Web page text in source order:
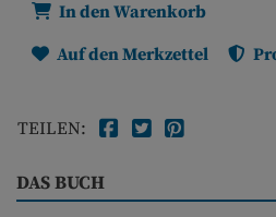
In den Warenkorb
Auf den Merkzettel
TEILEN:
DAS BUCH